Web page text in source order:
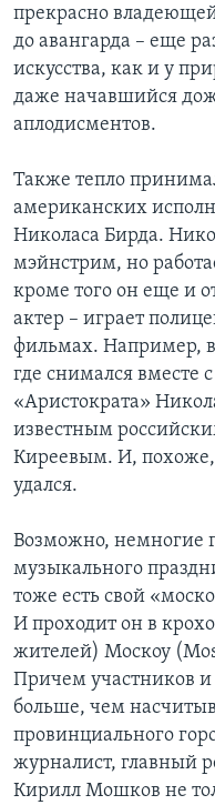
прекрасно
до авангарда – еще
искусства, как и у
даже начавшийся
аплодисментов.
Также тепло
американских
Николаса Бирда.
мэйнстрим, но
кроме того он еще и
актер – играет
фильмах. Например,
где снимался вместе
«Аристократа»
известным
Киреевым. И, похоже,
удался.
Возможно, немногие
музыкального
тоже есть свой
И проходит он в
жителей) Москоу
Причем участников и
больше, чем
провинциального
журналист, главный
Кирилл Мошков не